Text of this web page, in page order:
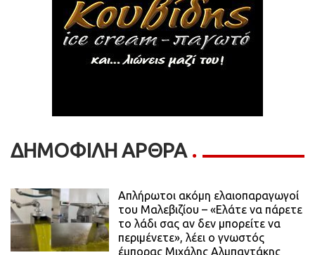
ΔΗΜΟΦΙΛΗ ΑΡΘΡΑ
Απλήρωτοι ακόμη ελαιοπαραγωγοί
του Μαλεβιζίου – «Ελάτε να πάρετε
το λάδι σας αν δεν μπορείτε να
περιμένετε», λέει ο γνωστός
έμπορας Μιχάλης Αλμπαντάκης